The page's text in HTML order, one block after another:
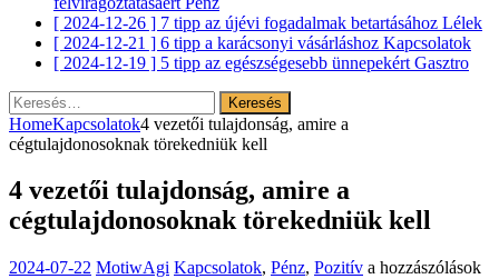
[ 2024-12-26 ] 7 tipp az újévi fogadalmak betartásához Lélek
[ 2024-12-21 ] 6 tipp a karácsonyi vásárláshoz Kapcsolatok
[ 2024-12-19 ] 5 tipp az egészségesebb ünnepekért Gasztro
Keresés:
HomeKapcsolatok4 vezetői tulajdonság, amire a
cégtulajdonosoknak törekedniük kell
4 vezetői tulajdonság, amire a
cégtulajdonosoknak törekedniük kell
2024-07-22 MotiwAgi Kapcsolatok, Pénz, Pozitív 4
a hozzászólások